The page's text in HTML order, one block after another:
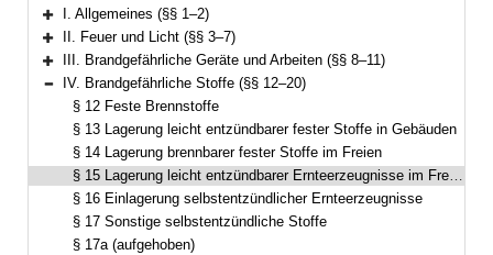
Bereich erweitern
I. Allgemeines (§§ 1–2)
Bereich erweitern
II. Feuer und Licht (§§ 3–7)
Bereich erweitern
III. Brandgefährliche Geräte und Arbeiten (§§ 8–11)
Bereich reduzieren
IV. Brandgefährliche Stoffe (§§ 12–20)
§ 12 Feste Brennstoffe
§ 13 Lagerung leicht entzündbarer fester Stoffe in Gebäuden
§ 14 Lagerung brennbarer fester Stoffe im Freien
§ 15 Lagerung leicht entzündbarer Ernteerzeugnisse im Freien
§ 16 Einlagerung selbstentzündlicher Ernteerzeugnisse
§ 17 Sonstige selbstentzündliche Stoffe
§ 17a (aufgehoben)